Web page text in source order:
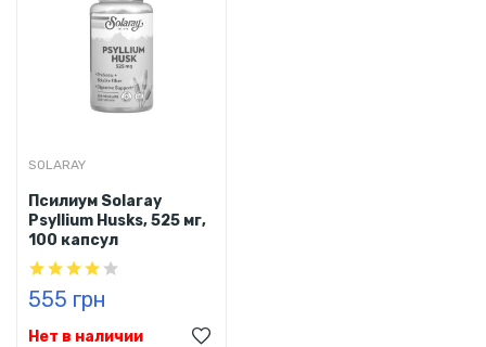
SOLARAY
Псилиум Solaray
Psyllium Husks, 525 мг,
100 капсул
555 грн
Нет в наличии